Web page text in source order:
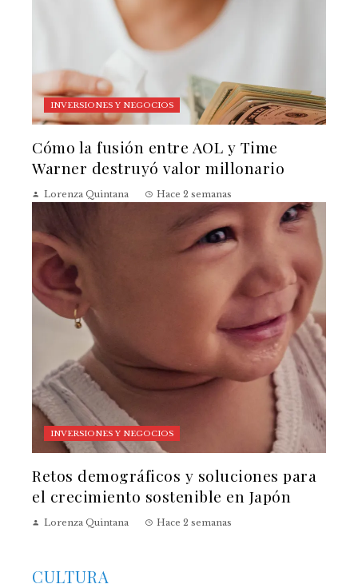
INVERSIONES Y NEGOCIOS
Cómo la fusión entre AOL y Time
Warner destruyó valor millonario
Lorenza Quintana Hace 2 semanas
INVERSIONES Y NEGOCIOS
Retos demográficos y soluciones para
el crecimiento sostenible en Japón
Lorenza Quintana Hace 2 semanas
CULTURA